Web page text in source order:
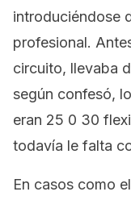
introduciéndose
profesional.
circuito, llevaba
según confesó,
eran 25 0 30
todavía le falta
En casos como